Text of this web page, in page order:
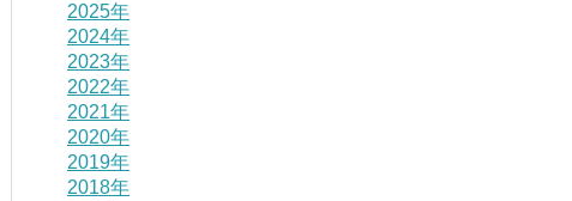
2025年
2024年
2023年
2022年
2021年
2020年
2019年
2018年